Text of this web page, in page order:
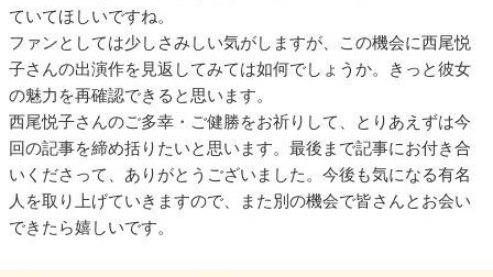
ていてほしいですね。
ファンとしては少しさみしい気がしますが、この機会に西尾悦
子さんの出演作を見返してみては如何でしょうか。きっと彼女
の魅力を再確認できると思います。
西尾悦子さんのご多幸・ご健勝をお祈りして、とりあえずは今
回の記事を締め括りたいと思います。最後まで記事にお付き合
いくださって、ありがとうございました。今後も気になる有名
人を取り上げていきますので、また別の機会で皆さんとお会い
できたら嬉しいです。